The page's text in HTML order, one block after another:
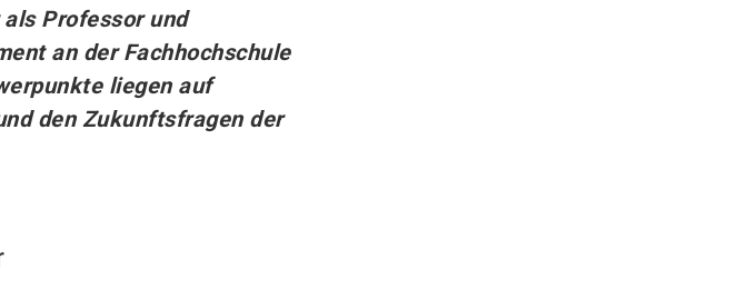
Professor und
an der Fachhochschule
liegen auf
den Zukunftsfragen der